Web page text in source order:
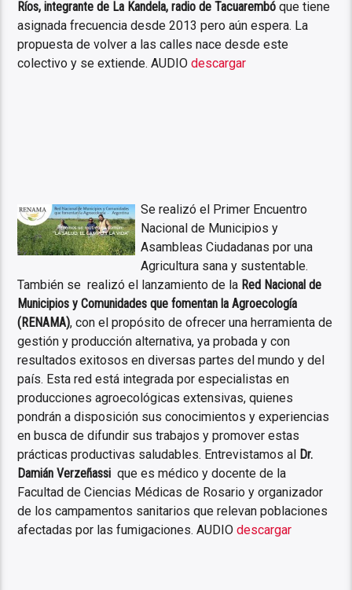
Ríos, integrante de La Kandela, radio de Tacuarembóque tiene
asignada frecuencia desde 2013 pero aún espera. La
propuesta de volver a las calles nace desde este
colectivo y se extiende. AUDIOdescargar
Se realizó el Primer Encuentro
Nacional de Municipios y
Asambleas Ciudadanas por una
Agricultura sana y sustentable.
También se realizó el lanzamiento de la Red Nacional de
Municipios y Comunidades que fomentan la Agroecología
(RENAMA), con el propósito de ofrecer una herramienta de
gestión y producción alternativa, ya probada y con
resultados exitosos en diversas partes del mundo y del
país. Esta red está integrada por especialistas en
producciones agroecológicas extensivas, quienes
pondrán a disposición sus conocimientos y experiencias
en busca de difundir sus trabajos y promover estas
prácticas productivas saludables. Entrevistamos al Dr.
Damián Verzeñassi que es médico y docente de la
Facultad de Ciencias Médicas de Rosario y organizador
de los campamentos sanitarios que relevan poblaciones
afectadas por las fumigaciones. AUDIOdescargar